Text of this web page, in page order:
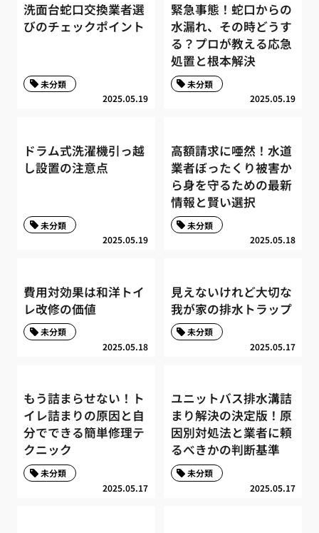
洗面台蛇口交換業者選
びのチェックポイント
2025.05.19
未分類
緊急事態！蛇口からの
水漏れ、その時どうす
る？プロが教える応急
処置と根本解決
2025.05.19
未分類
ドラム式洗濯機引っ越
し設置の注意点
2025.05.19
未分類
高額請求に唖然！水道
業者ぼったくり被害か
ら身を守るための最新
情報と賢い選択
2025.05.18
未分類
費用対効果は和洋トイ
レ改修の価値
2025.05.18
未分類
見えないけれど大切な
我が家の排水トラップ
2025.05.17
未分類
もう詰まらせない！ト
イレ詰まりの原因と自
分でできる簡単修理テ
クニック
2025.05.17
未分類
ユニットバス排水溝詰
まり解決の決定版！原
因別対処法と業者に頼
るべきかの判断基準
2025.05.17
未分類